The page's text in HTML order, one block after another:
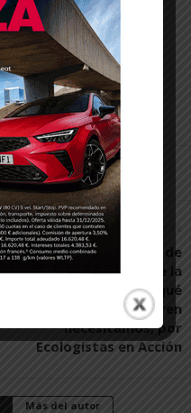
Artículo siguiente
Sobre la estación de
Tudela: no es dónde la
colocamos, sino qué
modelo de tren
necesitamos, por
Ecologistas en Acción
Más del autor